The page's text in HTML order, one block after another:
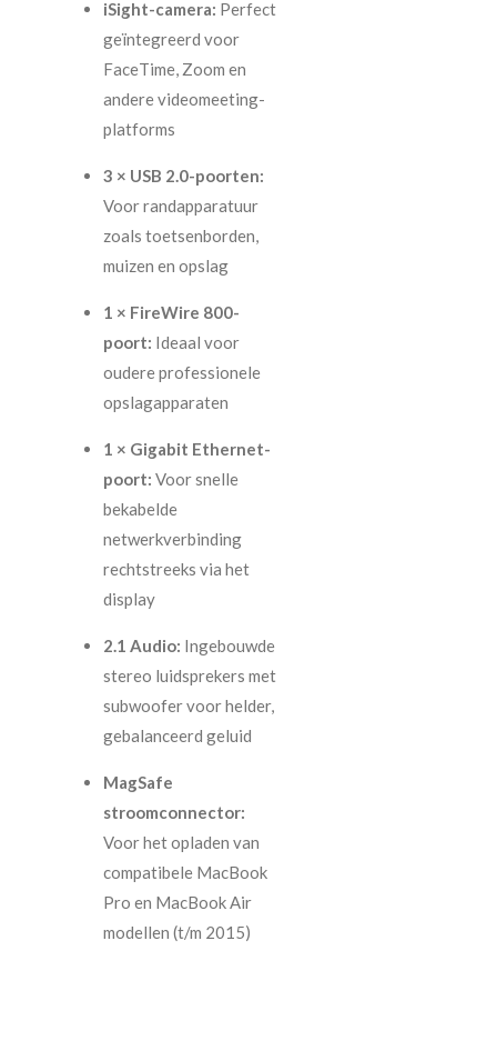
iSight-camera: Perfect
geïntegreerd voor
FaceTime, Zoom en
andere videomeeting-
platforms
3 × USB 2.0-poorten:
Voor randapparatuur
zoals toetsenborden,
muizen en opslag
1 × FireWire 800-
poort: Ideaal voor
oudere professionele
opslagapparaten
1 × Gigabit Ethernet-
poort: Voor snelle
bekabelde
netwerkverbinding
rechtstreeks via het
display
2.1 Audio: Ingebouwde
stereo luidsprekers met
subwoofer voor helder,
gebalanceerd geluid
MagSafe
stroomconnector:
Voor het opladen van
compatibele MacBook
Pro en MacBook Air
modellen (t/m 2015)